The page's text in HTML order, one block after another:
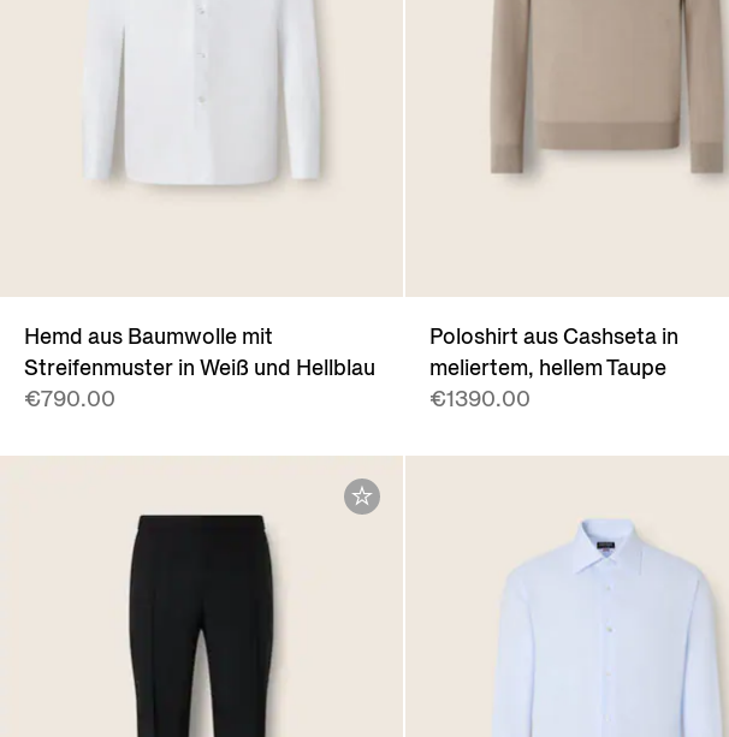
Hemd aus Baumwolle mit
Streifenmuster in Weiß und Hellblau
€790.00
Poloshirt aus Cashseta in
meliertem, hellem Taupe
€1390.00